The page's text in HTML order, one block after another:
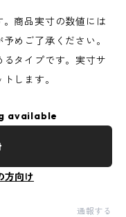
商品実寸の数値には
めご了承ください。
タイプです。実寸サ
します。
available
方向け
通報する